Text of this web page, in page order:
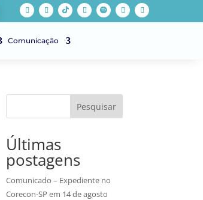
Comunicação
Pesquisar
Últimas
postagens
Comunicado – Expediente no
Corecon-SP em 14 de agosto